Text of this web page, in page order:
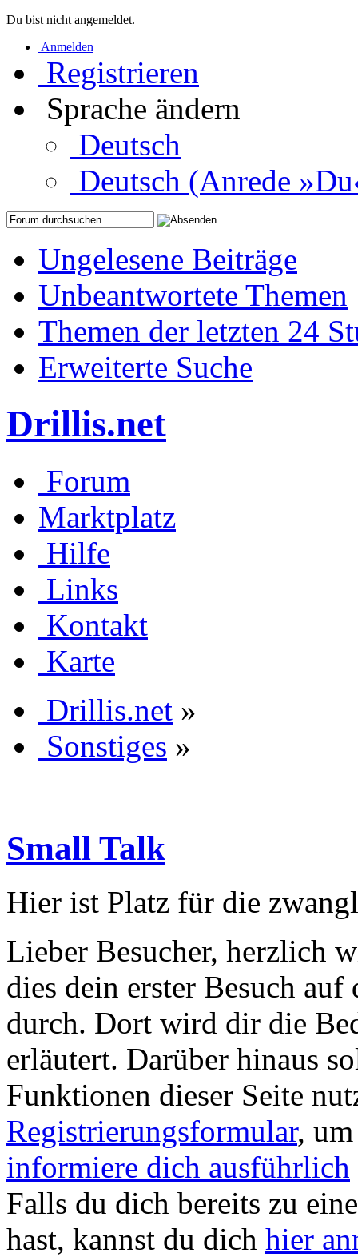
Du bist nicht angemeldet.
Anmelden
Registrieren
Sprache ändern
Deutsch
Deutsch (Anrede
Ungelesene Beiträge
Unbeantwortete Themen
Themen der letzten 24
Erweiterte Suche
Drillis.net
Forum
Marktplatz
Hilfe
Links
Kontakt
Karte
Drillis.net »
Sonstiges »
Small Talk
Hier ist Platz für die
Lieber Besucher, herzlich
dies dein erster Besuch
durch. Dort wird dir die
erläutert. Darüber hinaus
Funktionen dieser Seite
Registrierungsformular,
informiere dich ausführlich
Falls du dich bereits zu
hast, kannst du dich hier